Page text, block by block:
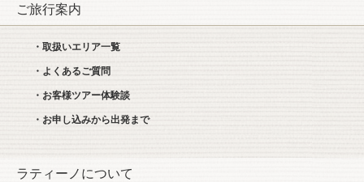
ご旅行案内
・取扱いエリア一覧
・よくあるご質問
・お客様ツアー体験談
・お申し込みから出発まで
ラティーノについて